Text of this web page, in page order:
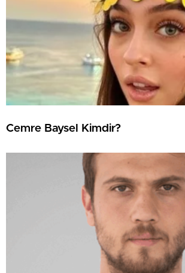
Cemre Baysel Kimdir?